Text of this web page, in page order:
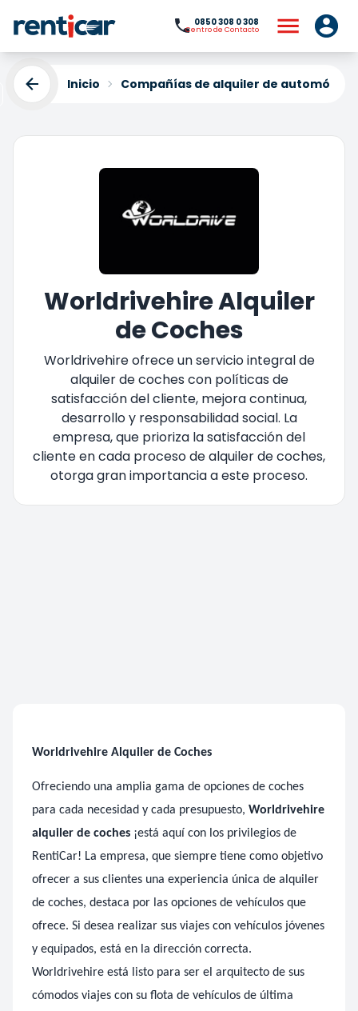
0850 308 0 308
Centro de Contacto
Inicio Compañías de alquiler de automóviles
Worldrivehire Alquiler
de Coches
Worldrivehire ofrece un servicio integral de
alquiler de coches con políticas de
satisfacción del cliente, mejora continua,
desarrollo y responsabilidad social. La
empresa, que prioriza la satisfacción del
cliente en cada proceso de alquiler de coches,
otorga gran importancia a este proceso.
Worldrivehire Alquiler de Coches
Ofreciendo una amplia gama de opciones de coches
para cada necesidad y cada presupuesto, Worldrivehire
alquiler de coches ¡está aquí con los privilegios de
RentiCar! La empresa, que siempre tiene como objetivo
ofrecer a sus clientes una experiencia única de alquiler
de coches, destaca por las opciones de vehículos que
ofrece. Si desea realizar sus viajes con vehículos jóvenes
y equipados, está en la dirección correcta.
Worldrivehire está listo para ser el arquitecto de sus
cómodos viajes con su flota de vehículos de última